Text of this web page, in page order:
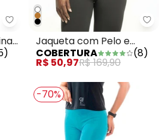
Cobertura - Regata Fitness
)
Jaqueta com Pelo e
Zíper Preto
COBERTURA (8)
R$ 50,97R$ 169,90
-70%